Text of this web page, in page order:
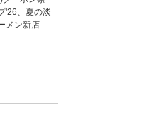
'26、夏の淡
メン新店